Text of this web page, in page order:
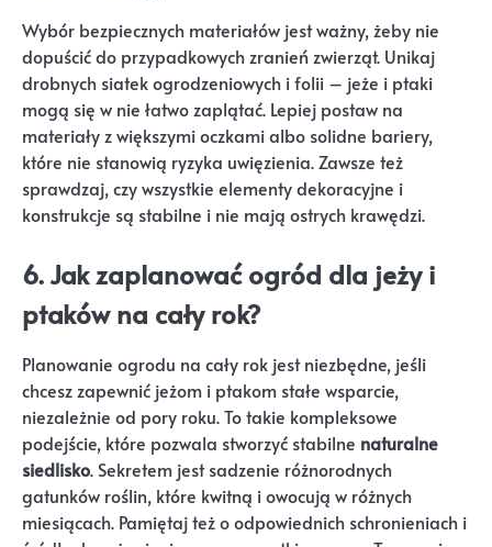
Wybór bezpiecznych materiałów jest ważny, żeby nie
dopuścić do przypadkowych zranień zwierząt. Unikaj
drobnych siatek ogrodzeniowych i folii – jeże i ptaki
mogą się w nie łatwo zaplątać. Lepiej postaw na
materiały z większymi oczkami albo solidne bariery,
które nie stanowią ryzyka uwięzienia. Zawsze też
sprawdzaj, czy wszystkie elementy dekoracyjne i
konstrukcje są stabilne i nie mają ostrych krawędzi.
6. Jak zaplanować ogród dla jeży i
ptaków na cały rok?
Planowanie ogrodu na cały rok jest niezbędne, jeśli
chcesz zapewnić jeżom i ptakom stałe wsparcie,
niezależnie od pory roku. To takie kompleksowe
podejście, które pozwala stworzyć stabilne naturalne
siedlisko. Sekretem jest sadzenie różnorodnych
gatunków roślin, które kwitną i owocują w różnych
miesiącach. Pamiętaj też o odpowiednich schronieniach i